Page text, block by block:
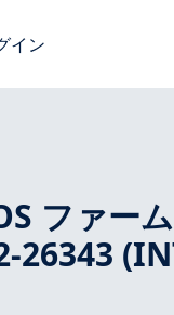
イン
ファー
26343